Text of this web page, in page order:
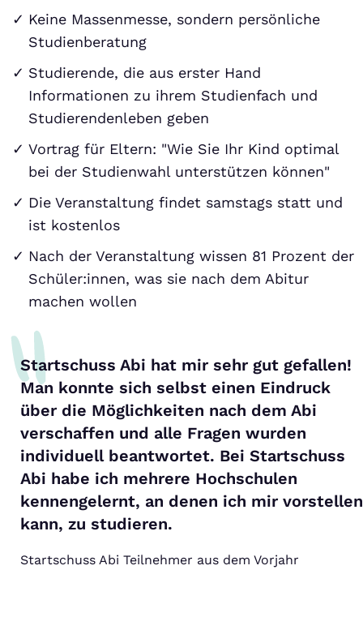
Keine Massenmesse, sondern persönliche
Studienberatung
Studierende, die aus erster Hand
Informationen zu ihrem Studienfach und
Studierendenleben geben
Vortrag für Eltern: "Wie Sie Ihr Kind optimal
bei der Studienwahl unterstützen können"
Die Veranstaltung findet samstags statt und
ist kostenlos
Nach der Veranstaltung wissen 81 Prozent der
Schüler:innen, was sie nach dem Abitur
machen wollen
Startschuss Abi hat mir sehr gut gefallen!
Man konnte sich selbst einen Eindruck
über die Möglichkeiten nach dem Abi
verschaffen und alle Fragen wurden
individuell beantwortet. Bei Startschuss
Abi habe ich mehrere Hochschulen
kennengelernt, an denen ich mir vorstellen
kann, zu studieren.
Startschuss Abi Teilnehmer aus dem Vorjahr